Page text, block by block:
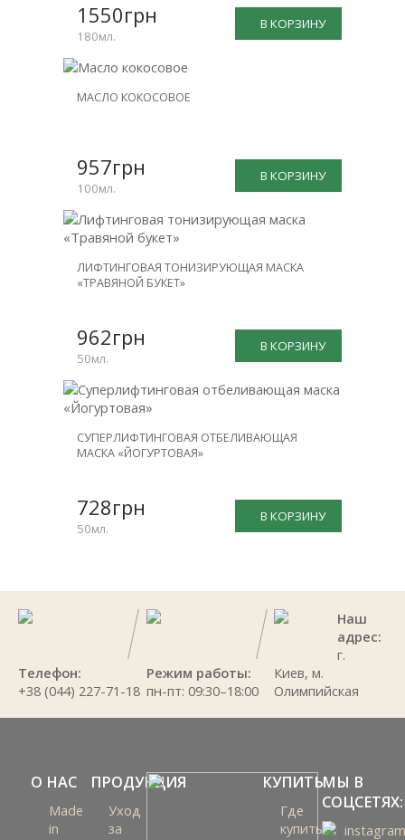
В КОРЗИНУ
1550грн
180мл.
МАСЛО КОКОСОВОЕ
В КОРЗИНУ
957грн
100мл.
ЛИФТИНГОВАЯ ТОНИЗИРУЮЩАЯ МАСКА
«ТРАВЯНОЙ БУКЕТ»
В КОРЗИНУ
962грн
50мл.
СУПЕРЛИФТИНГОВАЯ ОТБЕЛИВАЮЩАЯ
МАСКА «ЙОГУРТОВАЯ»
В КОРЗИНУ
728грн
50мл.
Телефон:
+38 (044) 227-71-18
Режим работы:
пн-пт: 09:30–18:00
Наш
адрес:
г.
Киев, м.
Олимпийская
О НАС
Made
in
ПРОДУКЦИЯ
Уход
за
КУПИТЬ
Где
купить
МЫ В
СОЦСЕТЯХ:
instagram